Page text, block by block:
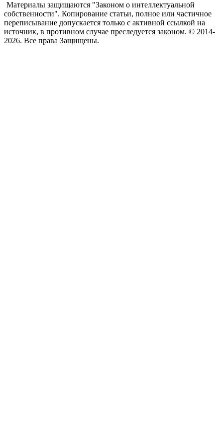
Материалы защищаются "Законом о интеллектуальной
собственности". Копирование статьи, полное или частичное
переписывание допускается только с активной ссылкой на
источник, в противном случае преследуется законом. © 2014-
2026. Все права Защищены.